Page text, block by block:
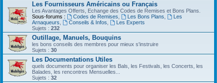
Les Fournisseurs Américains ou Français
Les Avantages Offerts, Echange des Codes de Remises et Bons Plans.
Sous-forums :
Codes de Remises Les Bons Plans
Les
Arnaqueurs
Conseils & Infos
Les Experts
Sujets : 232
Outillage, Manuels, Bouquins
les bons conseils des membres pour mieux s'instruire
Sujets : 30
Les Documentations Utiles
quels documents pour organiser les Bals, les Festivals, les Concerts, les
Balades, les rencontres Mensuelles...
Sujets : 32